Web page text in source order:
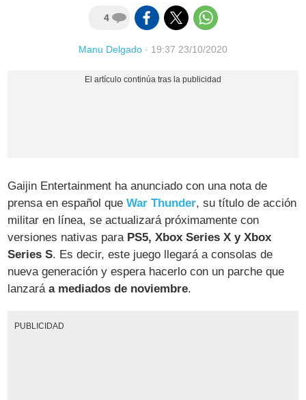
4
Manu Delgado · 19:37 23/10/2020
Gaijin Entertainment ha anunciado con una nota de
prensa en español queWar Thunder, su título de acción
militar en línea, se actualizará próximamente con
versiones nativas paraPS5, Xbox Series X y Xbox
Series S. Es decir, este juego llegará a consolas de
nueva generación y espera hacerlo con un parche que
lanzaráa mediados de noviembre.
PUBLICIDAD